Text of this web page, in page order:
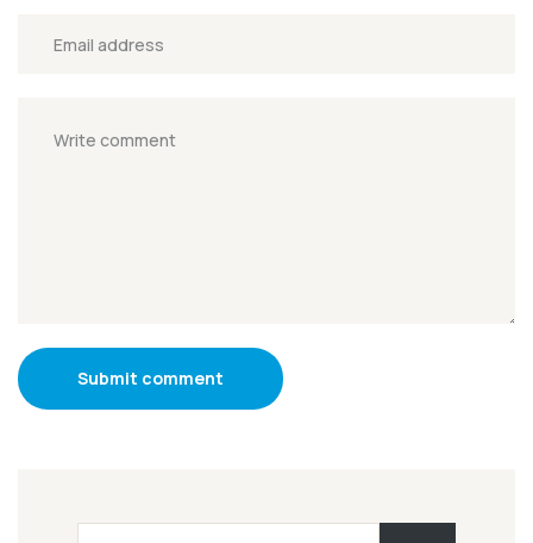
Submit comment